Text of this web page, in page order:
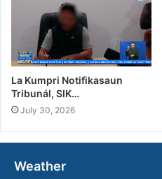
La Kumpri Notifikasaun
Tribunál, SIK…
July 30, 2026
Weather